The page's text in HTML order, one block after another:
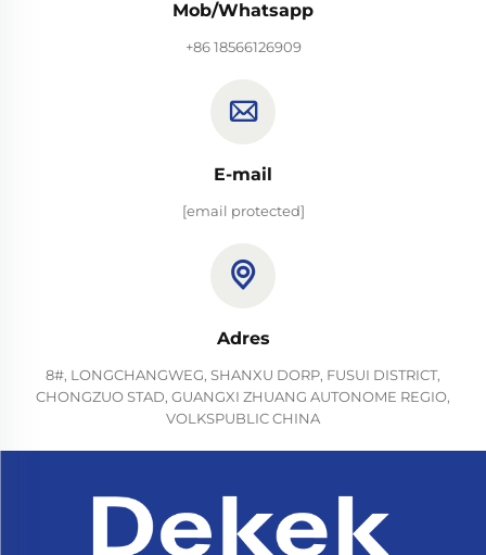
Mob/Whatsapp
+86 18566126909
E-mail
[email protected]
Adres
8#, LONGCHANGWEG, SHANXU DORP, FUSUI DISTRICT,
CHONGZUO STAD, GUANGXI ZHUANG AUTONOME REGIO,
VOLKSPUBLIC CHINA